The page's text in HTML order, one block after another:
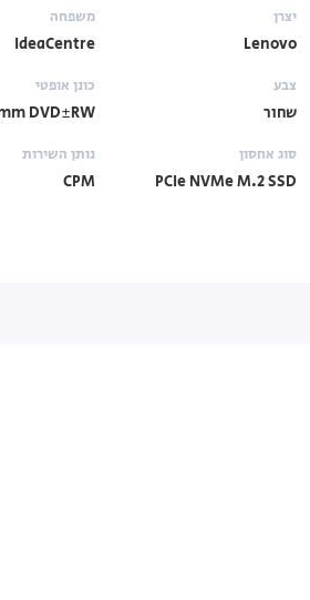
יצרן
Lenovo
משפחה
IdeaCentre
צבע
שחור
כונן אופטי
DVD±RW
סוג אחסון
PCIe NVMe M.2 SSD
נותן השירות
CPM